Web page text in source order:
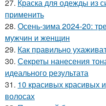
27. Краска для одежды из
применить
28. Осень-зима 2024-20:
мужчин и женщин
29. Как правильно
30. Секреты нанесения
идеального результата
31. 10 красивых красивых
волосах